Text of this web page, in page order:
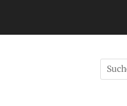
Suche
nach: